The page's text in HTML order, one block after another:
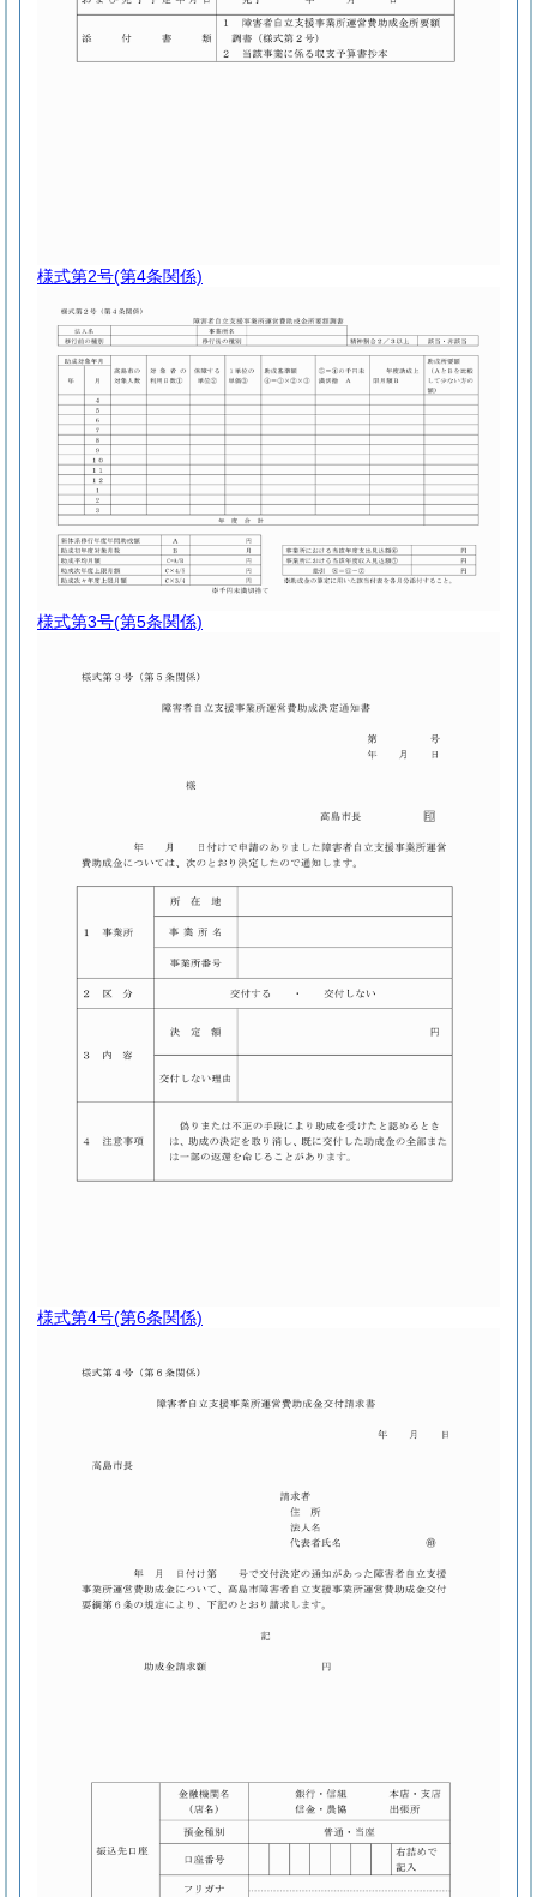
様式第2号(第4条関係)
様式第3号(第5条関係)
様式第4号(第6条関係)